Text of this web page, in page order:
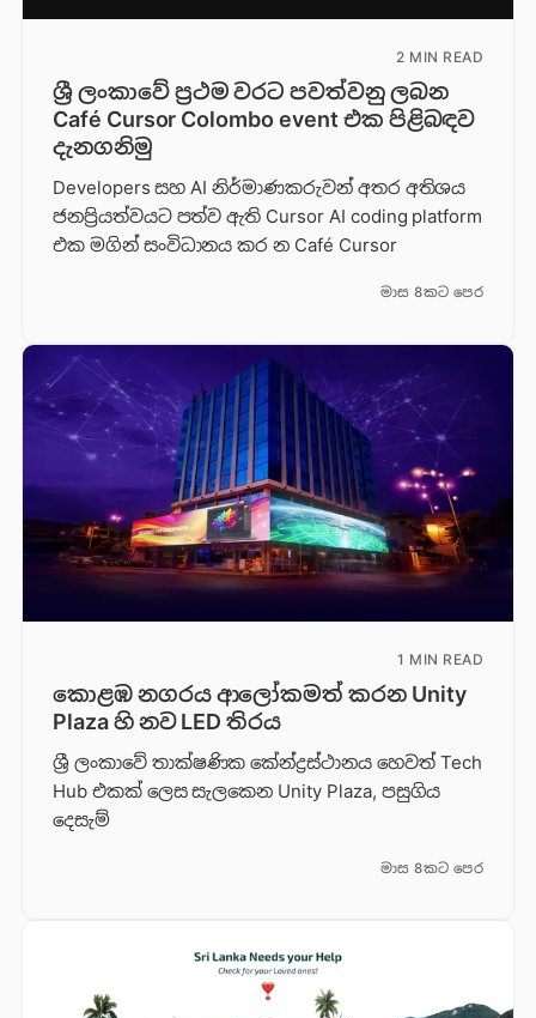
2 MIN READ
ශ්‍රී ලංකාවේ ප්‍රථම වරට පවත්වනු ලබන
Café Cursor Colombo event එක පිළිබඳව
දැනගනිමු
Developers සහ AI නිර්මාණකරුවන් අතර අතිශය
ජනප්‍රියත්වයට පත්ව ඇති Cursor AI coding platform
එක මගින් සංවිධානය කර න Café Cursor
මාස 8කට පෙර
1 MIN READ
කොළඹ නගරය ආලෝකමත් කරන Unity
Plaza හි නව LED තිරය
ශ්‍රී ලංකාවේ තාක්ෂණික කේන්ද්‍රස්ථානය හෙවත් Tech
Hub එකක් ලෙස සැලකෙන Unity Plaza, පසුගිය
දෙසැම්
මාස 8කට පෙර